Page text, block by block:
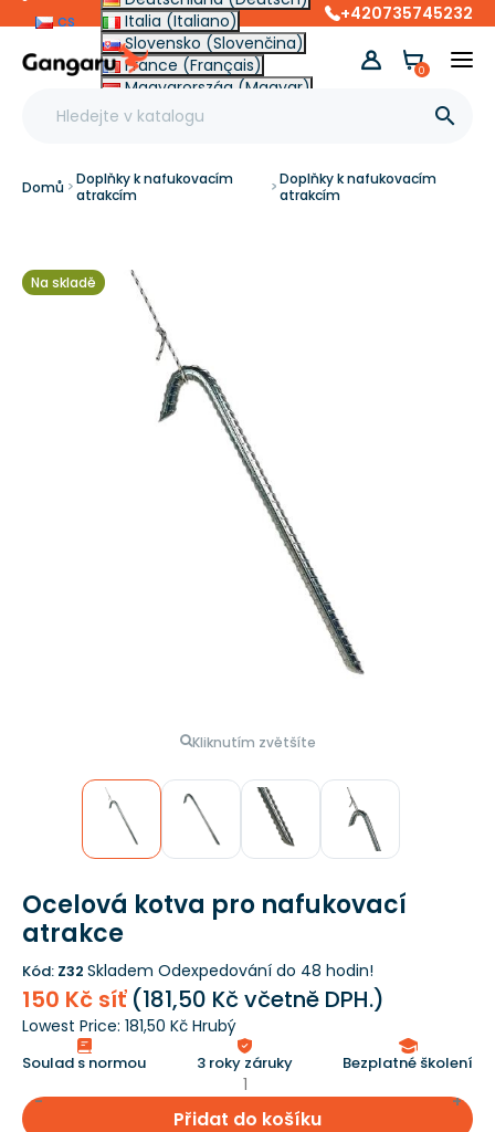
cs
Italia (Italiano)
Slovensko (Slovenčina)
France (Français)
Magyarország (Magyar)
Other (English €)
+420735745232

0
Domů
Doplňky k nafukovacím
atrakcím
Doplňky k nafukovacím
atrakcím
Na skladě
Kliknutím zvětšíte
Ocelová kotva pro nafukovací
atrakce
Kód: Z32 Skladem Odexpedování do 48 hodin!
150 Kč síť (181,50 Kčvčetně DPH.)
Lowest Price: 181,50 Kč Hrubý
Soulad s normou 3 roky záruky Bezplatné školení
Přidat do košíku